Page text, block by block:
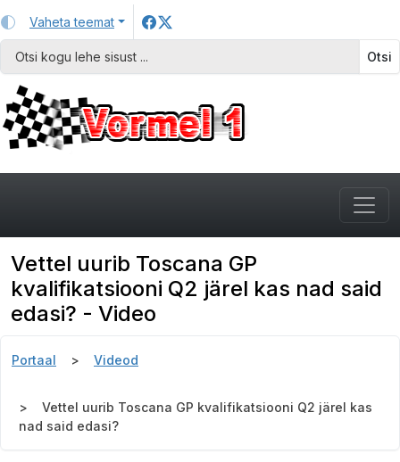
Vaheta teemat
Otsi
Vettel uurib Toscana GP
kvalifikatsiooni Q2 järel kas nad said
edasi? - Video
Portaal Videod
Vettel uurib Toscana GP kvalifikatsiooni Q2 järel kas
nad said edasi?